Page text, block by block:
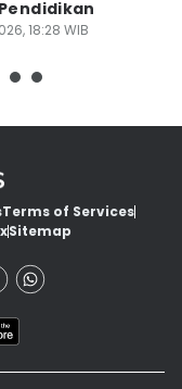
18:28 WIB
Terms of Services
Sitemap